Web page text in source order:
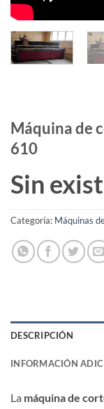
Máquina de
610
Sin
Categoría: Máquinas
DESCRIPCIÓN
INFORMACIÓN
La máquina de